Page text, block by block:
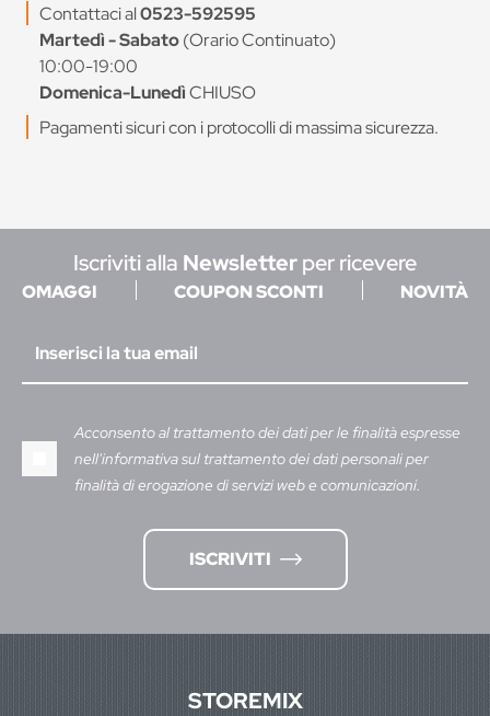
Contattaci al0523-592595
Martedì - Sabato(Orario Continuato)
10:00-19:00
Domenica-LunedìCHIUSO
Pagamenti sicuri con i protocolli di massima sicurezza.
Iscriviti alla Newsletterper ricevere
OMAGGI COUPON SCONTI NOVITÀ
Acconsento al trattamento dei dati per le finalità espresse
nell'informativa sul trattamento dei dati personali per
finalità di erogazione di servizi web e comunicazioni.
ISCRIVITI
STOREMIX